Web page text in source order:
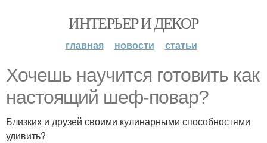
ИНТЕРЬЕР И ДЕКОР
главная новости статьи
Хочешь научится готовить как
настоящий шеф-повар?
Близких и друзей своими кулинарными способностями
удивить?